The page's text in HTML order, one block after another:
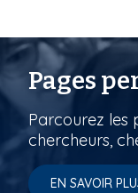
Pages
Parcourez les
chercheurs,
EN SAVOIR